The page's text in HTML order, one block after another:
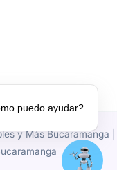
y Más Bucaramanga |
puedo ayudar?